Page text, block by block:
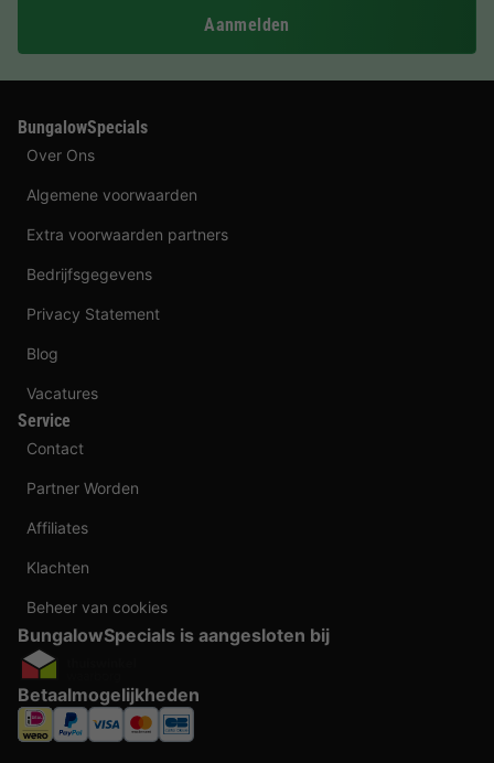
Aanmelden
BungalowSpecials
Over Ons
Algemene voorwaarden
Extra voorwaarden partners
Bedrijfsgegevens
Privacy Statement
Blog
Vacatures
Service
Contact
Partner Worden
Affiliates
Klachten
Beheer van cookies
BungalowSpecials is aangesloten bij
Betaalmogelijkheden